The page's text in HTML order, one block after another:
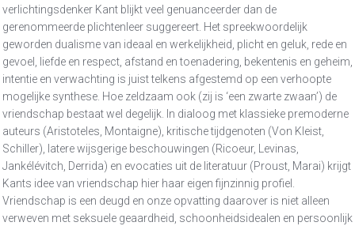
verlichtingsdenker Kant blijkt veel genuanceerder dan de
gerenommeerde plichtenleer suggereert. Het spreekwoordelijk
geworden dualisme van ideaal en werkelijkheid, plicht en geluk, rede en
gevoel, liefde en respect, afstand en toenadering, bekentenis en geheim,
intentie en verwachting is juist telkens afgestemd op een verhoopte
mogelijke synthese. Hoe zeldzaam ook (zij is ‘een zwarte zwaan’) de
vriendschap bestaat wel degelijk. In dialoog met klassieke premoderne
auteurs (Aristoteles, Montaigne), kritische tijdgenoten (Von Kleist,
Schiller), latere wijsgerige beschouwingen (Ricoeur, Levinas,
Jankélévitch, Derrida) en evocaties uit de literatuur (Proust, Marai) krijgt
Kants idee van vriendschap hier haar eigen fijnzinnig profiel.
Vriendschap is een deugd en onze opvatting daarover is niet alleen
verweven met seksuele geaardheid, schoonheidsidealen en persoonlijk